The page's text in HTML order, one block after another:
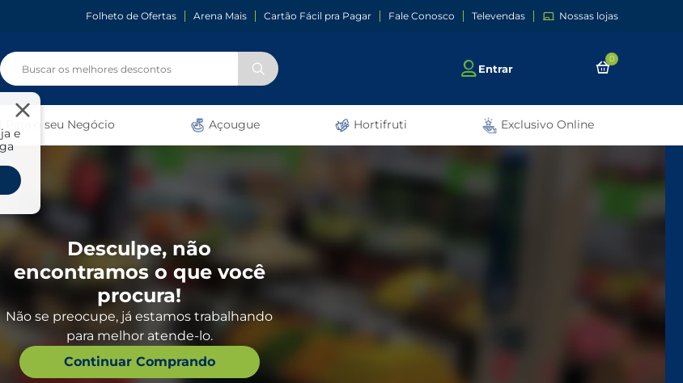
Folheto de Ofertas Arena Mais Cartão Fácil pra Pagar Fale Conosco Televendas Nossas lojas
e
Entrar
0
Para o seu Negócio Açougue Hortifruti Exclusivo Online
Desculpe, não
encontramos o que você
procura!
Não se preocupe, já estamos trabalhando
para melhor atende-lo.
Continuar Comprando